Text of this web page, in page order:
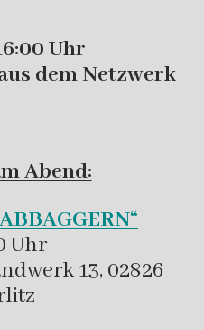
Uhr
dem Netzwerk
Abend:
Uhr
13, 02826